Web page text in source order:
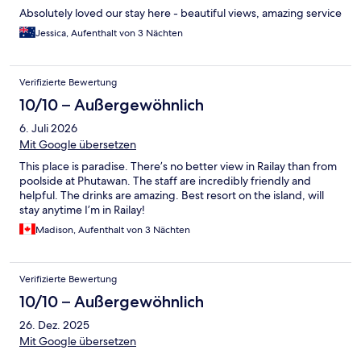
bei der Zimmerreinigung vergessen. Zudem ist das Hotel recht
hellhörig. Trotzdem ein wundervoller Ort, den wir jederzeit
empfehlenswert ist das Mangrove Restaurant im Zentrum –
super leckeres Essen, von Pad Thai bis Mango Sticky Rice. •
Strände & Ausflüge: Railay West Beach ist morgens perfekt zum
Schwimmen, abends gibt es einen tollen Sonnenuntergang. Die
Phra Nang Cave sollte man früh besuchen – traumhafte Kulisse!
Absolutely loved our stay here - beautiful views, amazing service
Jessica, Aufenthalt von 3 Nächten
Verifizierte Bewertung
10/10 – Außergewöhnlich
6. Juli 2026
Mit Google übersetzen
This place is paradise. There’s no better view in Railay than from
poolside at Phutawan. The staff are incredibly friendly and
helpful. The drinks are amazing. Best resort on the island, will
stay anytime I’m in Railay!
Madison, Aufenthalt von 3 Nächten
Verifizierte Bewertung
10/10 – Außergewöhnlich
26. Dez. 2025
Mit Google übersetzen